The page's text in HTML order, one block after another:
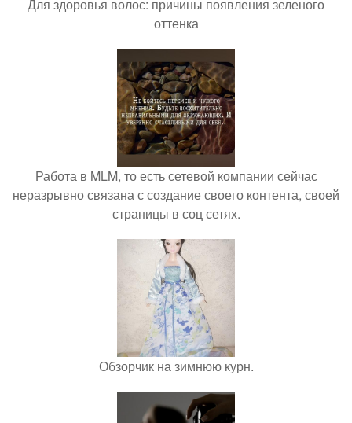
Для здоровья волос: причины появления зеленого
оттенка
Работа в MLM, то есть сетевой компании сейчас
неразрывно связана с создание своего контента, своей
страницы в соц сетях.
Обзорчик на зимнюю курн.